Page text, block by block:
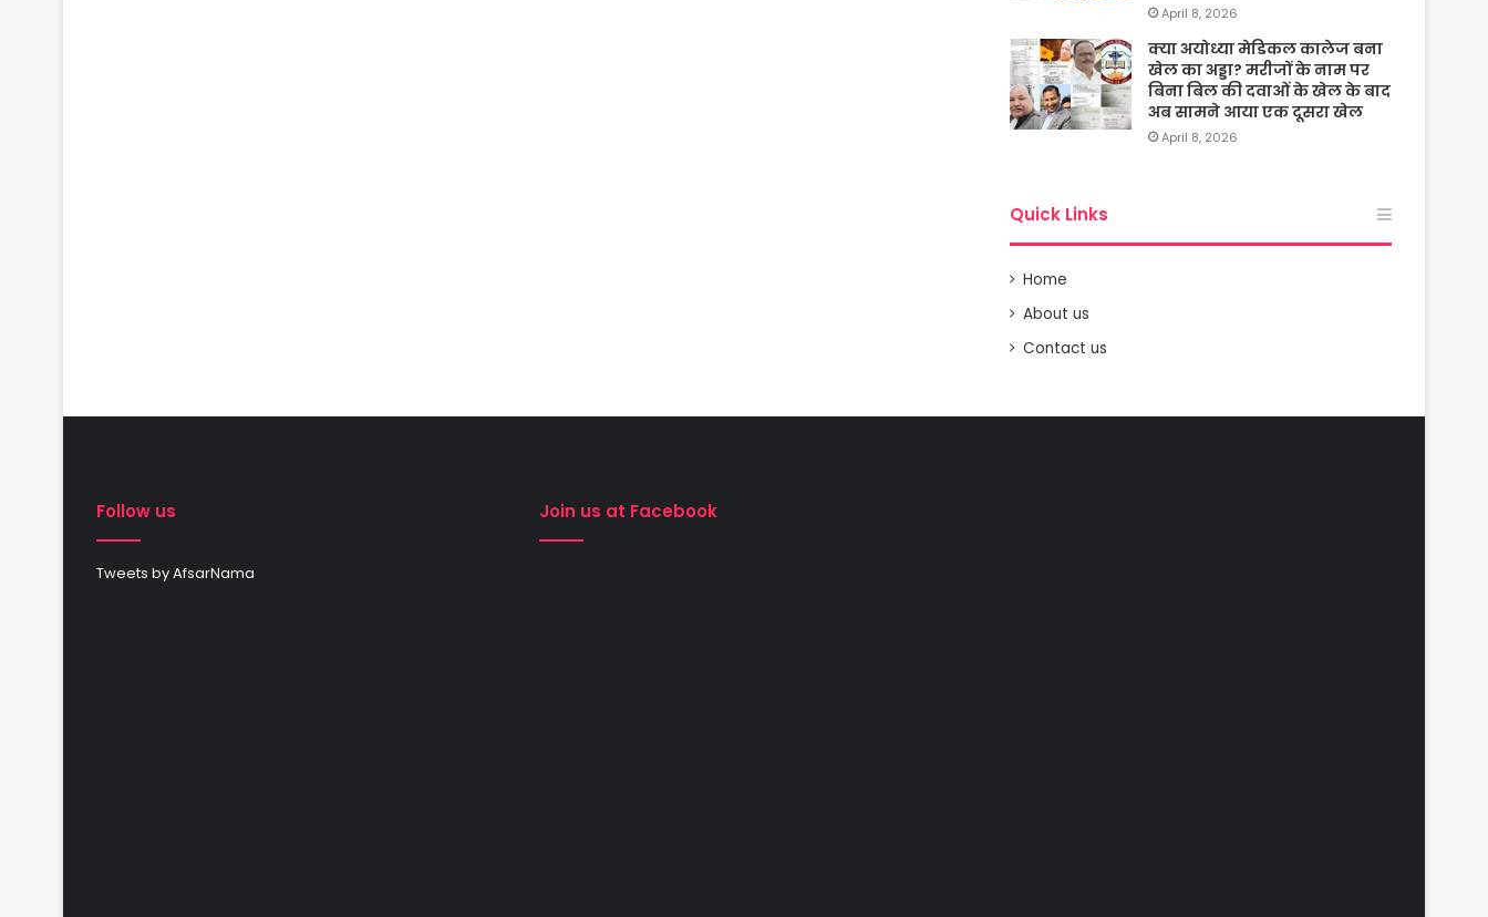
April 8, 2026
क्या अयोध्या मेडिकल कालेज बना
खेल का अड्डा? मरीजों के नाम पर
बिना बिल की दवाओं के खेल के बाद
अब सामने आया एक दूसरा खेल
April 8, 2026
Quick Links
Home
About us
Contact us
Follow us
Tweets by AfsarNama
Join us at Facebook